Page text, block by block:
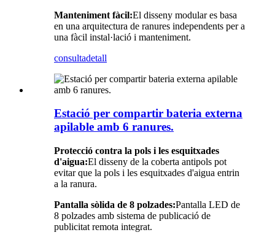
Manteniment fàcil:El disseny modular es basa
en una arquitectura de ranures independents per a
una fàcil instal·lació i manteniment.
consultadetall
Estació per compartir bateria externa
apilable amb 6 ranures.
Protecció contra la pols i les esquitxades
d'aigua:El disseny de la coberta antipols pot
evitar que la pols i les esquitxades d'aigua entrin
a la ranura.
Pantalla sòlida de 8 polzades:Pantalla LED de
8 polzades amb sistema de publicació de
publicitat remota integrat.